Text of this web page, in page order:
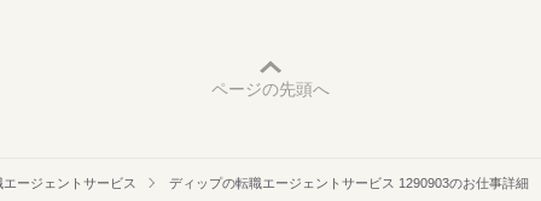
ページの先頭へ
ージェントサービス ディップの転職エージェントサービス 1290903のお仕事詳細